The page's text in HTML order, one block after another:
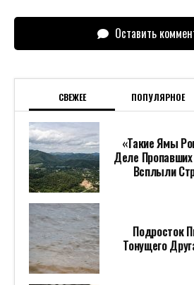
Оставить
СВЕЖЕЕ ПОПУЛЯРНОЕ
«Такие Ямы
Деле
Всплыли
Подросток
Тонущего